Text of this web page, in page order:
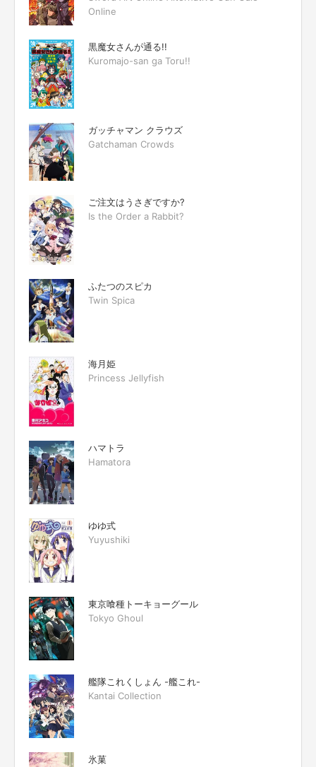
Online
黒魔女さんが通る!!
Kuromajo-san ga Toru!!
ガッチャマン クラウズ
Gatchaman Crowds
ご注文はうさぎですか?
Is the Order a Rabbit?
ふたつのスピカ
Twin Spica
海月姫
Princess Jellyfish
ハマトラ
Hamatora
ゆゆ式
Yuyushiki
東京喰種トーキョーグール
Tokyo Ghoul
艦隊これくしょん -艦これ-
Kantai Collection
氷菓